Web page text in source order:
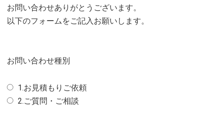
お問い合わせありがとうございます。
以下のフォームをご記入お願いします。
お問い合わせ種別
1.お見積もりご依頼
2.ご質問・ご相談